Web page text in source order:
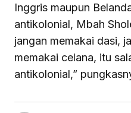
Inggris maupun
antikolonial, Mbah
jangan memakai dasi,
memakai celana, itu
antikolonial,”